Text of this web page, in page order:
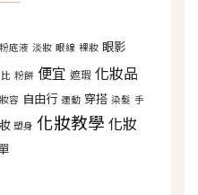
粉底液 淡妝 眼線 裸妝 眼影
粉餅 便宜 遮瑕 化妝品
妝容 自由行 運動 穿搭 染髮 手
塑身 化妝教學 化妝